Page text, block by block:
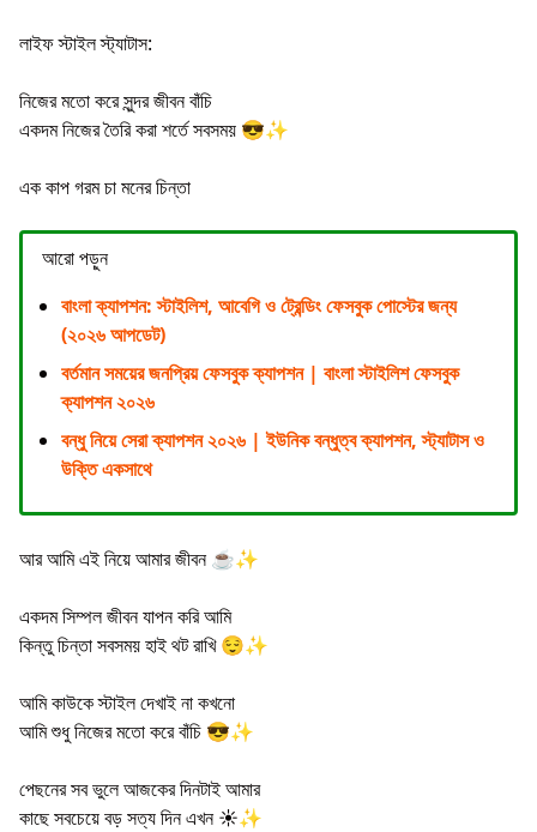
লাইফ স্টাইল স্ট্যাটাস:
নিজের মতো করে সুন্দর জীবন বাঁচি
একদম নিজের তৈরি করা শর্তে সবসময় 😎✨
এক কাপ গরম চা মনের চিন্তা
আরো পড়ুন
বাংলা ক্যাপশন: স্টাইলিশ, আবেগি ও ট্রেন্ডিং ফেসবুক পোস্টের জন্য
(২০২৬ আপডেট)
বর্তমান সময়ের জনপ্রিয় ফেসবুক ক্যাপশন | বাংলা স্টাইলিশ ফেসবুক
ক্যাপশন ২০২৬
বন্ধু নিয়ে সেরা ক্যাপশন ২০২৬ | ইউনিক বন্ধুত্ব ক্যাপশন, স্ট্যাটাস ও
উক্তি একসাথে
আর আমি এই নিয়ে আমার জীবন ☕✨
একদম সিম্পল জীবন যাপন করি আমি
কিন্তু চিন্তা সবসময় হাই থট রাখি 😌✨
আমি কাউকে স্টাইল দেখাই না কখনো
আমি শুধু নিজের মতো করে বাঁচি 😎✨
পেছনের সব ভুলে আজকের দিনটাই আমার
কাছে সবচেয়ে বড় সত্য দিন এখন ☀️✨